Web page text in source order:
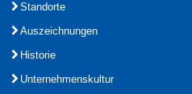
Standorte
Auszeichnungen
Historie
Unternehmenskultur